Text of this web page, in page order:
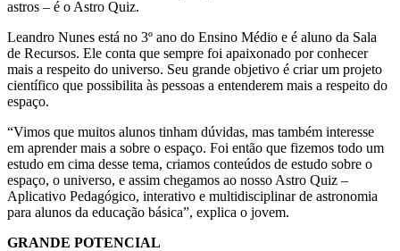
astros – é o Astro Quiz.
Leandro Nunes está no 3º ano do Ensino Médio e é aluno da Sala
de Recursos. Ele conta que sempre foi apaixonado por conhecer
mais a respeito do universo. Seu grande objetivo é criar um projeto
científico que possibilita às pessoas a entenderem mais a respeito do
espaço.
“Vimos que muitos alunos tinham dúvidas, mas também interesse
em aprender mais a sobre o espaço. Foi então que fizemos todo um
estudo em cima desse tema, criamos conteúdos de estudo sobre o
espaço, o universo, e assim chegamos ao nosso Astro Quiz –
Aplicativo Pedagógico, interativo e multidisciplinar de astronomia
para alunos da educação básica”, explica o jovem.
GRANDE POTENCIAL